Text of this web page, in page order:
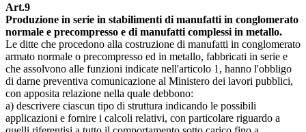
Art.9
Produzione in serie in stabilimenti di manufatti in conglomerato
normale e precompresso e di manufatti complessi in metallo.
Le ditte che procedono alla costruzione di manufatti in conglomerato
armato normale o precompresso ed in metallo, fabbricati in serie e
che assolvono alle funzioni indicate nell'articolo 1, hanno l'obbligo
di darne preventiva comunicazione al Ministero dei lavori pubblici,
con apposita relazione nella quale debbono:
a) descrivere ciascun tipo di struttura indicando le possibili
applicazioni e fornire i calcoli relativi, con particolare riguardo a